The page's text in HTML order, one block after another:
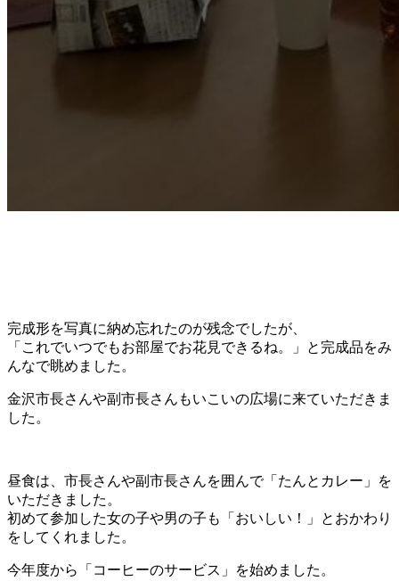
完成形を写真に納め忘れたのが残念でしたが、
「これでいつでもお部屋でお花見できるね。」と完成品をみ
んなで眺めました。
金沢市長さんや副市長さんもいこいの広場に来ていただきま
した。
昼食は、市長さんや副市長さんを囲んで「たんとカレー」を
いただきました。
初めて参加した女の子や男の子も「おいしい！」とおかわり
をしてくれました。
今年度から「コーヒーのサービス」を始めました。